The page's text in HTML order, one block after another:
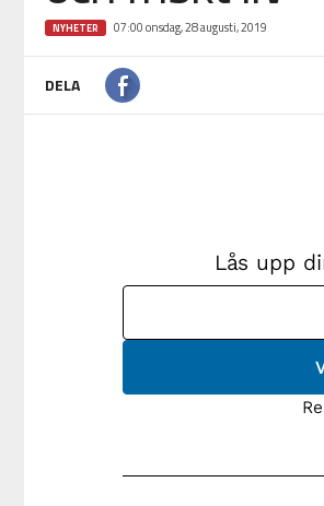
NYHETER 07:00 onsdag, 28 augusti, 2019
DELA